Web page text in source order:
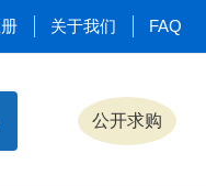
关于我们 FAQ
公开求购